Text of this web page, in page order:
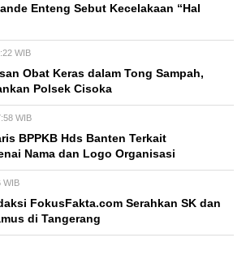
Enteng Sebut Kecelakaan “Hal
WIB
Obat Keras dalam Tong Sampah,
Polsek Cisoka
WIB
BPPKB Hds Banten Terkait
Nama dan Logo Organisasi
WIB
FokusFakta.com Serahkan SK dan
di Tangerang